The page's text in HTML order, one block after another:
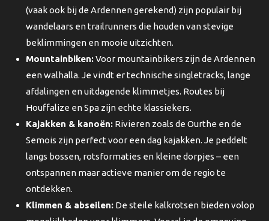
(vaak ook bij de Ardennen gerekend) zijn populair bij
wandelaars en trailrunners die houden van stevige
beklimmingen en mooie uitzichten.
Mountainbiken:Voor mountainbikers zijn de Ardennen
een walhalla. Je vindt er technische singletracks, lange
afdalingen en uitdagende klimmetjes. Routes bij
Houffalize en Spa zijn echte klassiekers.
Kajakken & kanoën:Rivieren zoals de Ourthe en de
Semois zijn perfect voor een dag kajakken. Je peddelt
langs bossen, rotsformaties en kleine dorpjes – een
ontspannen maar actieve manier om de regio te
ontdekken.
Klimmen & abseilen:De steile kalkrotsen bieden volop